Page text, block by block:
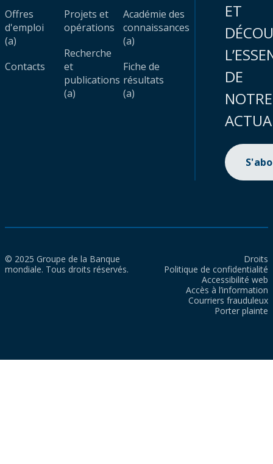
Offres
d'emploi
(a)
Contacts
Projets et
opérations
Recherche
et
publications
(a)
Académie des
connaissances
(a)
Fiche de
résultats
(a)
ET
DE
NOTRE
© 2025 Groupe de la Banque
mondiale. Tous droits réservés.
Droits
Politique de confidentialité
Accessibilité web
Accès à l’information
Courriers frauduleux
Porter plainte